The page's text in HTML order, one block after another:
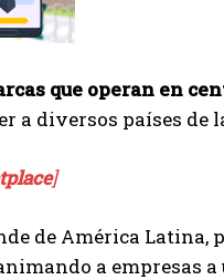
que operan en
a diversos países de
]
de América Latina,
a empresas a